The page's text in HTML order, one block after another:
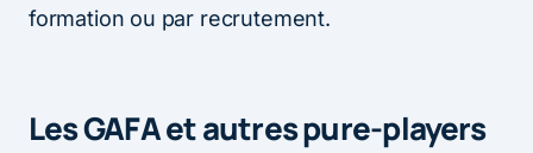
formation ou par recrutement.
Les GAFA et autres pure-players